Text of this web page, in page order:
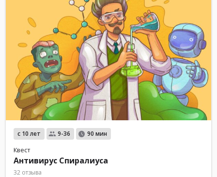
с 10 лет 9-36 90 мин
Квест
Антивирус Спиралиуса
32 отзыва